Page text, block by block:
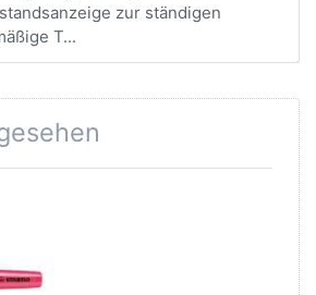
zur ständigen
T...